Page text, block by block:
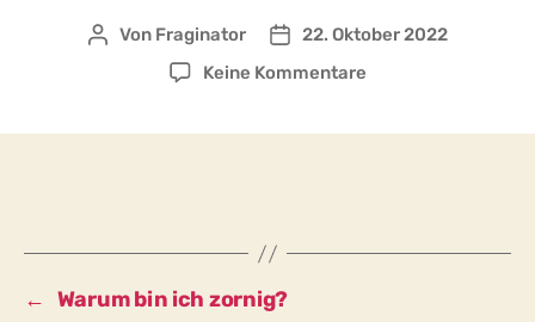
Beitragsautor
Von Fraginator Beitragsdatum
22. Oktober 2022
Keine Kommentarezu
← Warum bin ich zornig?